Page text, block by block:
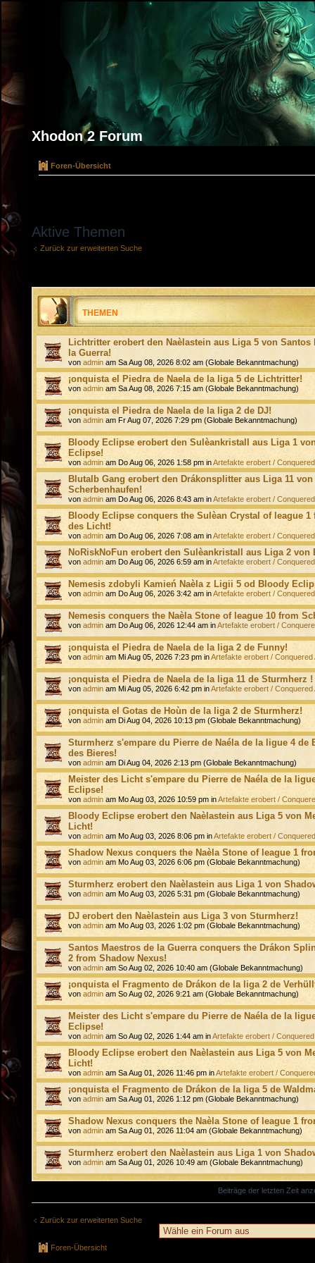
Xhodon 2 Forum
Foren-Übersicht
Aktive Themen
Zurück zur erweiterten Suche
THEMEN
Lichtritter erobert den Naèlastein aus Liga 5 von Santos
la Guerra!
von admin am Sa Aug 08, 2026 8:02 am (Globale Bekanntmachung)
¡onquista el Piedra de Naela de la liga 5 de Lichtritter!
von admin am Sa Aug 08, 2026 7:15 am (Globale Bekanntmachung)
¡onquista el Piedra de Naela de la liga 2 de DJ!
von admin am Fr Aug 07, 2026 7:29 pm (Globale Bekanntmachung)
Bloody Eclipse erobert den Sulèankristall aus Liga 1
Eclipse!
von admin am Do Aug 06, 2026 1:58 pm inArtefakte erobert /
Blutalb Gang erobert den Drákonsplitter aus Liga 11 von
Scherbenhaufen!
von admin am Do Aug 06, 2026 8:43 am inArtefakte erobert /
Bloody Eclipse conquers the Sulèan Crystal of league 1
des Licht!
von admin am Do Aug 06, 2026 7:08 am inArtefakte erobert /
NoRiskNoFun erobert den Sulèankristall aus Liga 2 von
von admin am Do Aug 06, 2026 6:59 am inArtefakte erobert /
Nemesis zdobyli Kamień Naèla z Ligii 5 od Bloody
von admin am Do Aug 06, 2026 3:42 am inArtefakte erobert /
Nemesis conquers the Naèla Stone of league 10 from
von admin am Do Aug 06, 2026 12:44 am inArtefakte erobert /
¡onquista el Piedra de Naela de la liga 2 de Funny!
von admin am Mi Aug 05, 2026 7:23 pm inArtefakte erobert / Conquered
¡onquista el Piedra de Naela de la liga 11 de Sturmherz !
von admin am Mi Aug 05, 2026 6:42 pm inArtefakte erobert / Conquered
¡onquista el Gotas de Hoùn de la liga 2 de Sturmherz!
von admin am Di Aug 04, 2026 10:13 pm (Globale Bekanntmachung)
Sturmherz s'empare du Pierre de Naéla de la ligue 4 de
des Bieres!
von admin am Di Aug 04, 2026 2:13 pm (Globale Bekanntmachung)
Meister des Licht s'empare du Pierre de Naéla de la
Eclipse!
von admin am Mo Aug 03, 2026 10:59 pm inArtefakte erobert /
Bloody Eclipse erobert den Naèlastein aus Liga 5 von
Licht!
von admin am Mo Aug 03, 2026 8:06 pm inArtefakte erobert /
Shadow Nexus conquers the Naèla Stone of league 1
von admin am Mo Aug 03, 2026 6:06 pm (Globale Bekanntmachung)
Sturmherz erobert den Naèlastein aus Liga 1 von
von admin am Mo Aug 03, 2026 5:31 pm (Globale Bekanntmachung)
DJ erobert den Naèlastein aus Liga 3 von Sturmherz!
von admin am Mo Aug 03, 2026 1:02 pm (Globale Bekanntmachung)
Santos Maestros de la Guerra conquers the Drákon
2 from Shadow Nexus!
von admin am So Aug 02, 2026 10:40 am (Globale Bekanntmachung)
¡onquista el Fragmento de Drákon de la liga 2 de
von admin am So Aug 02, 2026 9:21 am (Globale Bekanntmachung)
Meister des Licht s'empare du Pierre de Naéla de la
Eclipse!
von admin am So Aug 02, 2026 1:44 am inArtefakte erobert /
Bloody Eclipse erobert den Naèlastein aus Liga 5 von
Licht!
von admin am Sa Aug 01, 2026 11:46 pm inArtefakte erobert /
¡onquista el Fragmento de Drákon de la liga 5 de
von admin am Sa Aug 01, 2026 1:12 pm (Globale Bekanntmachung)
Shadow Nexus conquers the Naèla Stone of league 1
von admin am Sa Aug 01, 2026 11:04 am (Globale Bekanntmachung)
Sturmherz erobert den Naèlastein aus Liga 1 von
von admin am Sa Aug 01, 2026 10:49 am (Globale Bekanntmachung)
Beiträge der letzten Zeit
Zurück zur erweiterten Suche
Foren-Übersicht